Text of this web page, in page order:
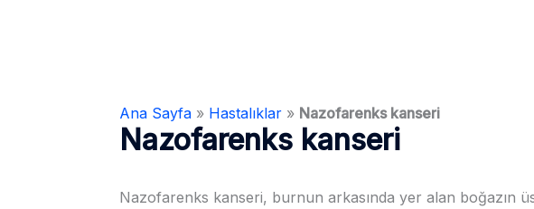
Ana Sayfa » Hastalıklar » Nazofarenks kanseri
Nazofarenks kanseri
Nazofarenks kanseri, burnun arkasında yer alan boğazın